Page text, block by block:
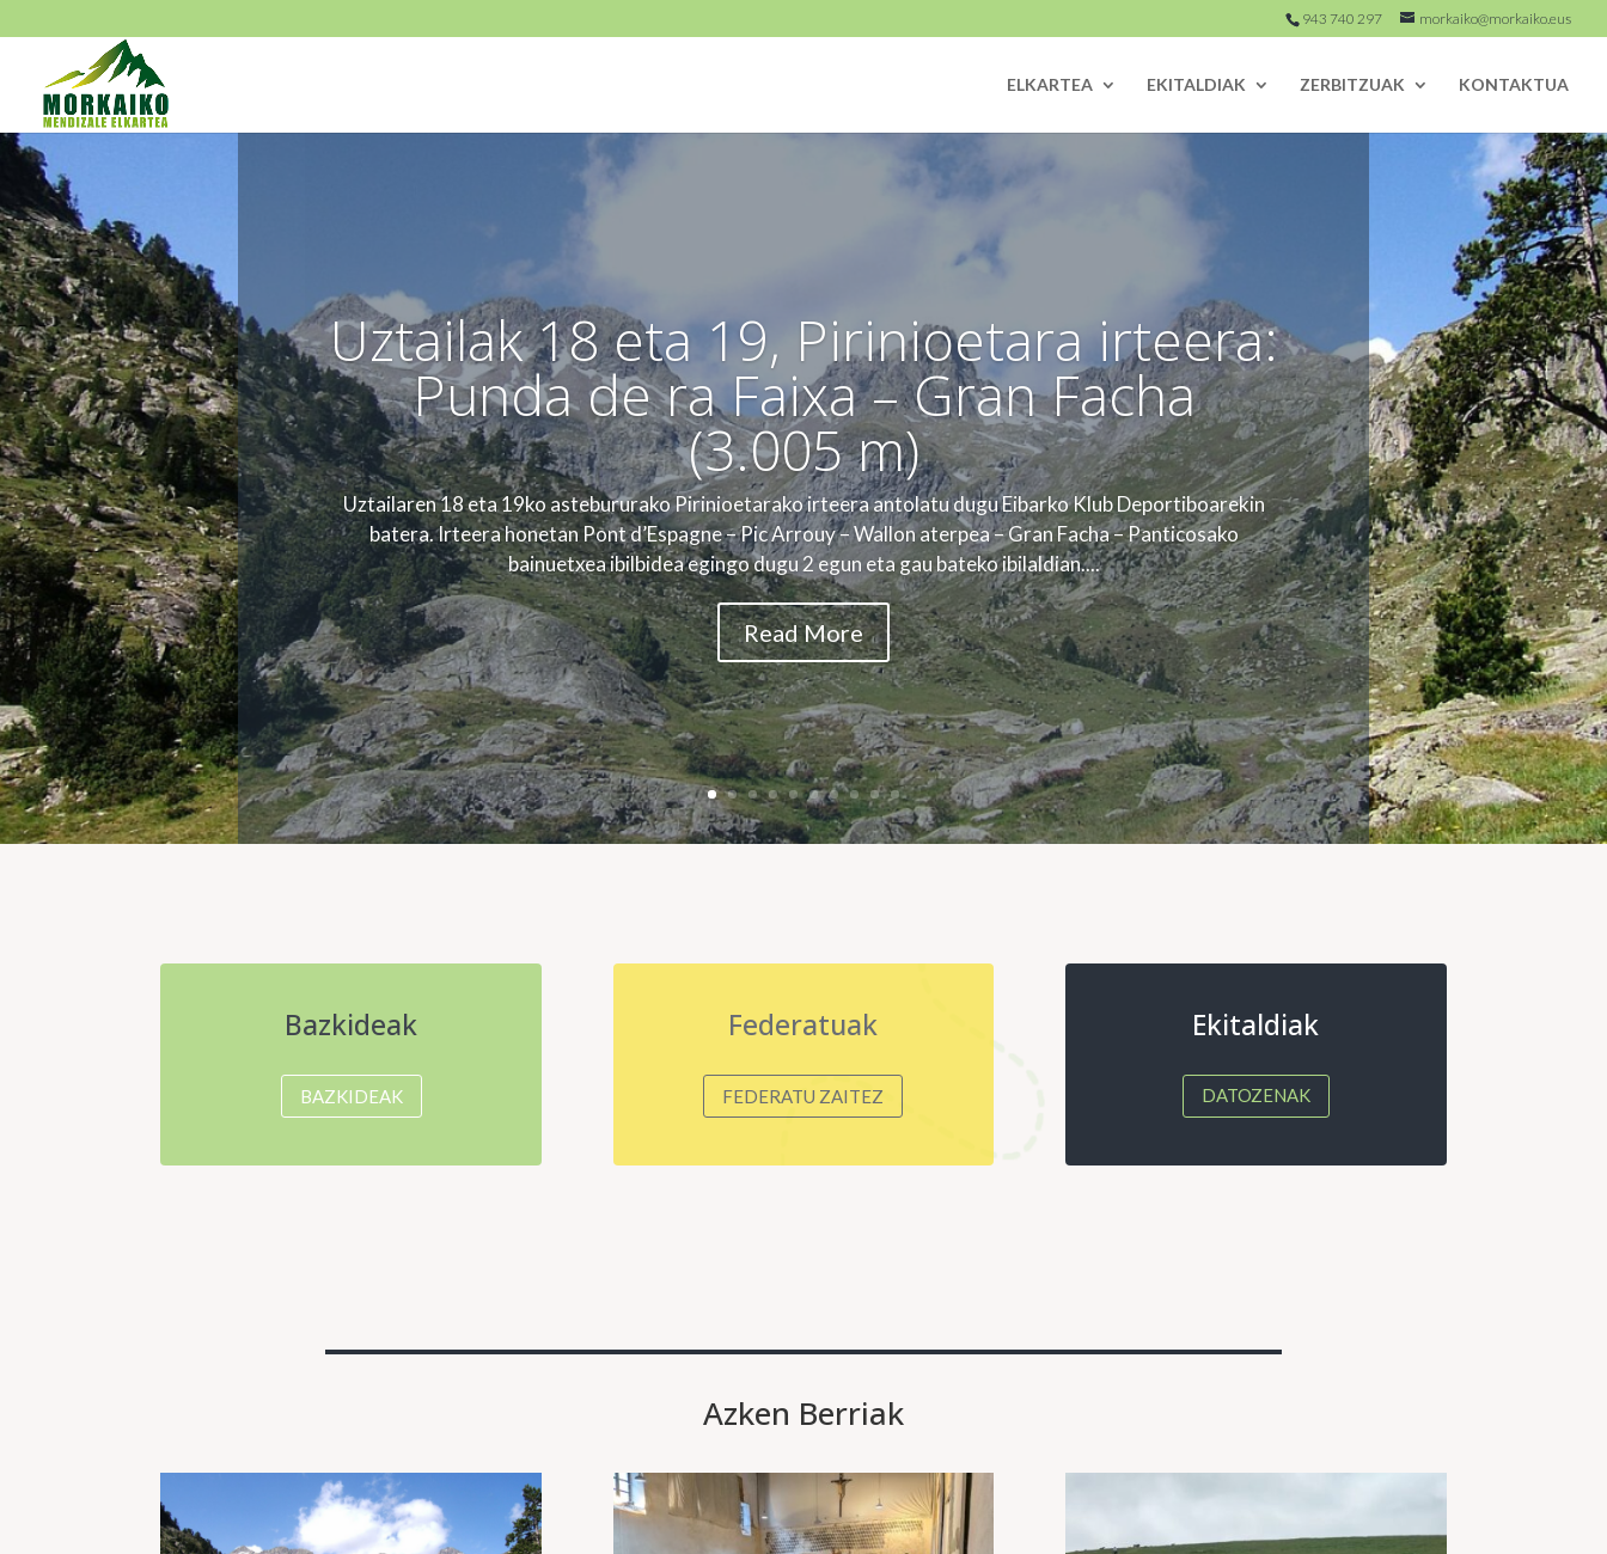
943 740 297 morkaiko@morkaiko.eus
ELKARTEA EKITALDIAK ZERBITZUAK KONTAKTUA
Uztailak 18 eta 19, Pirinioetara irteera:
Punda de ra Faixa – Gran Facha
(3.005 m)
Uztailaren 18 eta 19ko astebururako Pirinioetarako irteera antolatu dugu Eibarko Klub Deportiboarekin
batera. Irteera honetan Pont d’Espagne – Pic Arrouy – Wallon aterpea – Gran Facha – Panticosako
bainuetxea ibilbidea egingo dugu 2 egun eta gau bateko ibilaldian....
Read More
Bazkideak
BAZKIDEAK
Federatuak
FEDERATU ZAITEZ
Ekitaldiak
DATOZENAK
Azken Berriak